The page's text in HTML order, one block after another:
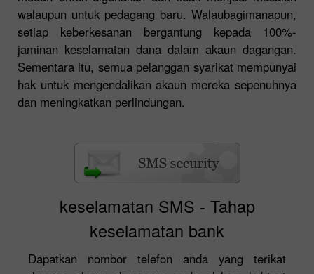
walaupun untuk pedagang baru. Walaubagimanapun,
setiap keberkesanan bergantung kepada 100%-
jaminan keselamatan dana dalam akaun dagangan.
Sementara itu, semua pelanggan syarikat mempunyai
hak untuk mengendalikan akaun mereka sepenuhnya
dan meningkatkan perlindungan.
keselamatan SMS - Tahap
keselamatan bank
Dapatkan nombor telefon anda yang terikat